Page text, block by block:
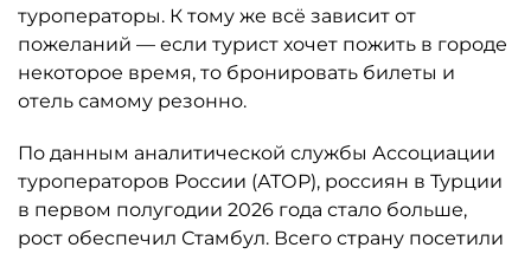
туроператоры. К тому же всё зависит от
пожеланий — если турист хочет пожить в городе
некоторое время, то бронировать билеты и
отель самому резонно.
По данным аналитической службы Ассоциации
туроператоров России (АТОР), россиян в Турции
в первом полугодии 2026 года стало больше,
рост обеспечил Стамбул. Всего страну посетили